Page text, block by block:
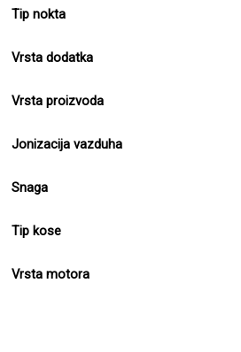
Tip nokta
Vrsta dodatka
Vrsta proizvoda
Jonizacija vazduha
Snaga
Tip kose
Vrsta motora